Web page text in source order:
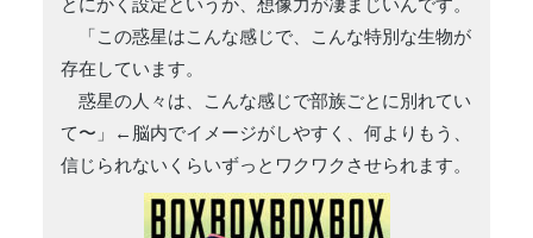
「この惑星はこんな感じで、こんな特別な生物が
存在しています。
惑星の人々は、こんな感じで部族ごとに別れてい
て〜」←脳内でイメージがしやすく、何よりもう、
信じられないくらいずっとワクワクさせられます。